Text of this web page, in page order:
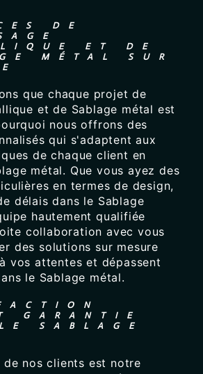
DE
ET DE
MÉTAL SUR
que chaque projet de
et de Sablage métal est
nous offrons des
qui s'adaptent aux
de chaque client en
métal. Que vous ayez des
en termes de design,
délais dans le Sablage
hautement qualifiée
collaboration avec vous
des solutions sur mesure
vos attentes et dépassent
le Sablage métal.
GARANTIE
SABLAGE
nos clients est notre